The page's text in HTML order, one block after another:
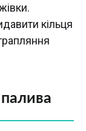
кільця